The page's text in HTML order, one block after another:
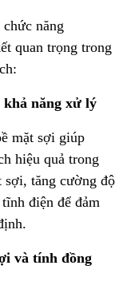
năng
quan trọng trong
năng xử lý
mặt sợi giúp
hiệu quả trong
sợi, tăng cường độ
điện để đảm
và tính đồng